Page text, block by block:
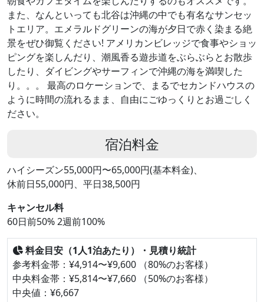
また、なんといっても北谷は沖縄の中でも有名なサンセッ
トエリア。エメラルドグリーンの海が夕日で赤く染まる絶
景をぜひ御覧ください! アメリカンビレッジで食事やショッ
ピングを楽しんだり、潮風香る遊歩道をぶらぶらとお散歩
したり、ダイビングやサーフィンで沖縄の海を満喫した
り。。。 最高のロケーションで、まるでセカンドハウスの
ように時間の流れるまま、自由にごゆっくりとお過ごしく
ださい。
宿泊料金
ハイシーズン55,000円〜65,000円(基本料金)、
休前日55,000円、平日38,500円
キャンセル料
60日前50% 2週前100%
料金目安（1人1泊あたり）・見積り統計
参考料金帯：¥4,914〜¥9,600 （80%のお客様）
中央料金帯：¥5,814〜¥7,660 （50%のお客様）
中央値：¥6,667